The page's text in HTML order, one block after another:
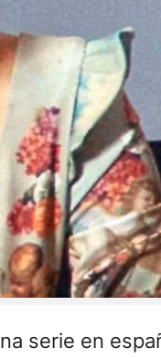
serie en